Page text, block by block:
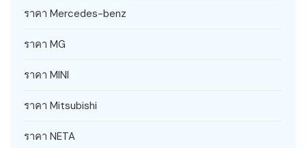
ราคา Mercedes-benz
ราคา MG
ราคา MINI
ราคา Mitsubishi
ราคา NETA